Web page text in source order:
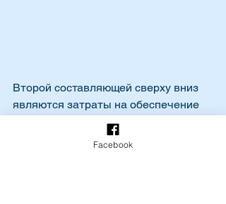
Второй составляющей сверху вниз
являются затраты на обеспечение
пиковой   мощности, или
максимальной пропускной
Facebook